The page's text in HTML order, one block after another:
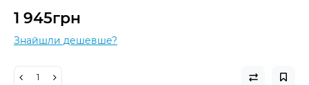
1 945грн
Знайшли дешевше?